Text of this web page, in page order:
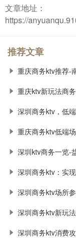
文章地址：
https://
推荐文章
重庆商务ktv推荐-
重庆ktv新玩法商
深圳商务ktv，低
重庆商务ktv低端
深圳ktv商务一览-
深圳商务ktv：实
深圳商务ktv场所
深圳商务ktv新玩
深圳商务ktv消费